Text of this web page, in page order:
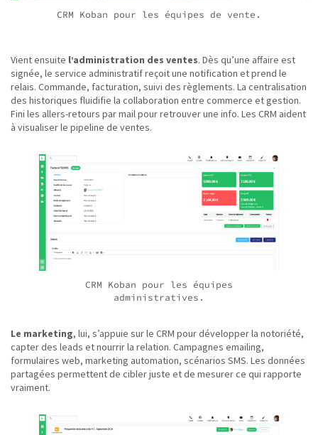
CRM Koban pour les équipes de vente.
Vient ensuite l’administration des ventes. Dès qu’une affaire est
signée, le service administratif reçoit une notification et prend le
relais. Commande, facturation, suivi des règlements. La centralisation
des historiques fluidifie la collaboration entre commerce et gestion.
Fini les allers-retours par mail pour retrouver une info. Les CRM aident
à visualiser le pipeline de ventes.
CRM Koban pour les équipes
administratives.
Le marketing, lui, s’appuie sur le CRM pour développer la notoriété,
capter des leads et nourrir la relation. Campagnes emailing,
formulaires web, marketing automation, scénarios SMS. Les données
partagées permettent de cibler juste et de mesurer ce qui rapporte
vraiment.